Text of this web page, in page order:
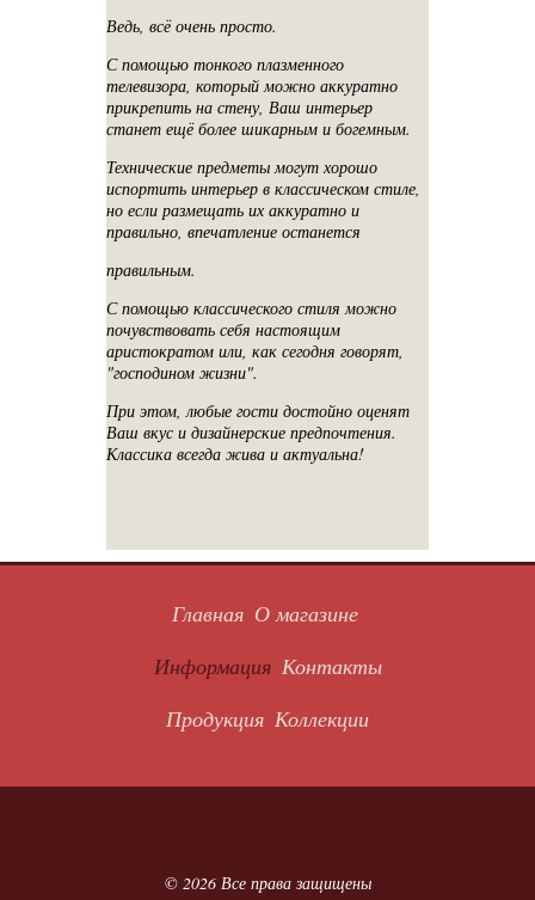
Ведь, всё очень просто.
С помощью тонкого плазменного
телевизора, который можно аккуратно
прикрепить на стену, Ваш интерьер
станет ещё более шикарным и богемным.
Технические предметы могут хорошо
испортить интерьер в классическом стиле,
но если размещать их аккуратно и
правильно, впечатление останется
правильным.
С помощью классического стиля можно
почувствовать себя настоящим
аристократом или, как сегодня говорят,
"господином жизни".
При этом, любые гости достойно оценят
Ваш вкус и дизайнерские предпочтения.
Классика всегда жива и актуальна!
Главная О магазине
Информация Контакты
Продукция Коллекции
© 2026 Все права защищены